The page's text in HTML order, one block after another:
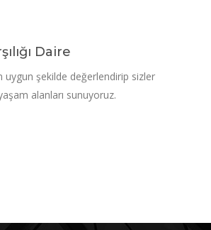
Daire
uygun şekilde değerlendirip sizler
alanları sunuyoruz.